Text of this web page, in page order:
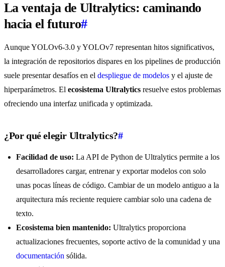
La ventaja de Ultralytics: caminando
hacia el futuro#
Aunque YOLOv6-3.0 y YOLOv7 representan hitos significativos,
la integración de repositorios dispares en los pipelines de producción
suele presentar desafíos en el despliegue de modelos y el ajuste de
hiperparámetros. El ecosistema Ultralytics resuelve estos problemas
ofreciendo una interfaz unificada y optimizada.
¿Por qué elegir Ultralytics?#
Facilidad de uso: La API de Python de Ultralytics permite a los
desarrolladores cargar, entrenar y exportar modelos con solo
unas pocas líneas de código. Cambiar de un modelo antiguo a la
arquitectura más reciente requiere cambiar solo una cadena de
texto.
Ecosistema bien mantenido: Ultralytics proporciona
actualizaciones frecuentes, soporte activo de la comunidad y una
documentación sólida.